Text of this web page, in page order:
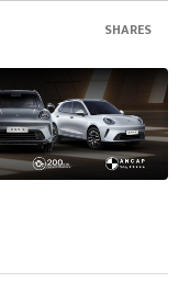
SHARES